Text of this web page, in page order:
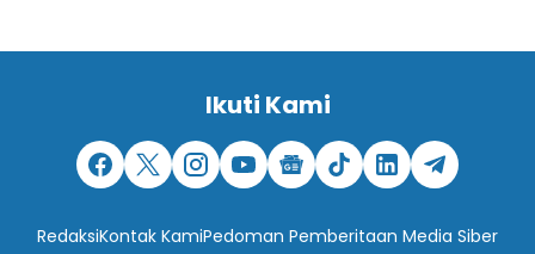
Ikuti Kami
RedaksiKontak KamiPedoman Pemberitaan Media Siber